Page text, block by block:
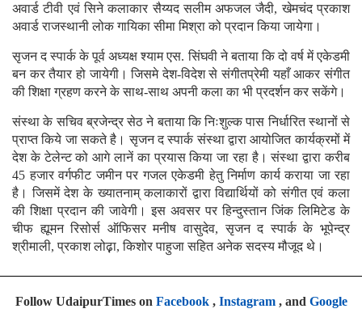
अवार्ड टीवी एवं सिने कलाकार सैय्यद सलीम अफजल जैदी, खेमचंद प्रकाश
अवार्ड राजस्थानी लोक गायिका सीमा मिश्रा को प्रदान किया जायेगा।
सृजन द स्पार्क के पूर्व अध्यक्ष श्याम एस. सिंघवी ने बताया कि दो वर्ष में एकेडमी
बन कर तैयार हो जायेगी। जिसमे देश-विदेश से संगीतप्रेमी यहाँ आकर संगीत
की शिक्षा ग्रहण करने के साथ-साथ अपनी कला का भी प्रदर्शन कर सकेंगे।
संस्था के सचिव ब्रजेन्द्र सेठ ने बताया कि निःशुल्क पास निर्धारित स्थानों से
प्राप्त किये जा सकते है। सृजन द स्पार्क संस्था द्वारा आयोजित कार्यक्रमों में
देश के टेलेन्ट को आगे लानें का प्रयास किया जा रहा है। संस्था द्वारा करीब
45 हजार वर्गफीट जमीन पर गजल एकेडमी हेतु निर्माण कार्य कराया जा रहा
है। जिसमें देश के ख्यातनाम् कलाकारों द्वारा विद्यार्थियों को संगीत एवं कला
की शिक्षा प्रदान की जावेगी। इस अवसर पर हिन्दुस्तान जिंक लिमिटेड के
चीफ ह्यूमन रिसोर्स ऑफिसर मनीष वासुदेव, सृजन द स्पार्क के भूपेन्द्र
श्रीमाली, प्रकाश लोढ़़ा, किशोर पाहुजा सहित अनेक सदस्य मौजूद थे।
Follow UdaipurTimes on Facebook, Instagram, and Google